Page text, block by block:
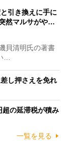
引き換えに手に
然マルサがや…
貝清明氏の著書
…
し押さえを免れ
の延滞税が積み
一覧を見る